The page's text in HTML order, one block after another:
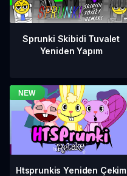
Sprunki Skibidi Tuvalet
Yeniden Yapım
Htsprunkis Yeniden Çekim